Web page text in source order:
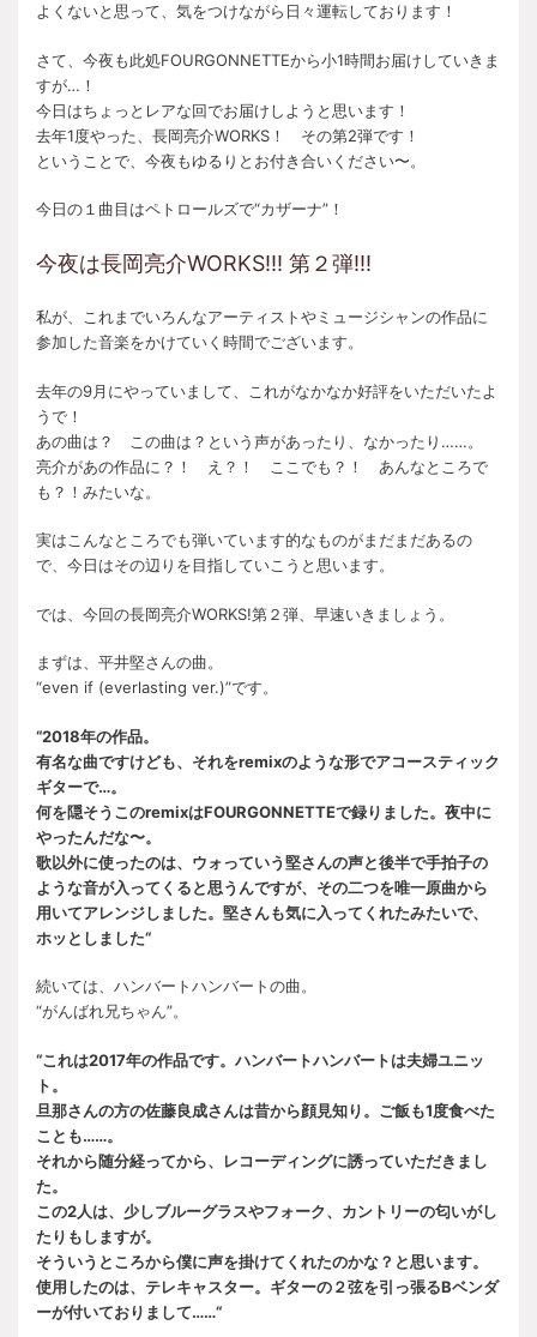
よくないと思って、気をつけながら日々運転しております！
さて、今夜も此処FOURGONNETTEから小1時間お届けしていきま
すが…！
今日はちょっとレアな回でお届けしようと思います！
去年1度やった、長岡亮介WORKS！ その第2弾です！
ということで、今夜もゆるりとお付き合いください〜。
今日の１曲目はペトロールズで“カザーナ”！
今夜は長岡亮介WORKS!!! 第２弾!!!
私が、これまでいろんなアーティストやミュージシャンの作品に
参加した音楽をかけていく時間でございます。
去年の9月にやっていまして、これがなかなか好評をいただいたよ
うで！
あの曲は？ この曲は？という声があったり、なかったり……。
亮介があの作品に？！ え？！ ここでも？！ あんなところで
も？！みたいな。
実はこんなところでも弾いています的なものがまだまだあるの
で、今日はその辺りを目指していこうと思います。
では、今回の長岡亮介WORKS!第２弾、早速いきましょう。
まずは、平井堅さんの曲。
“even if (everlasting ver.)”です。
“2018年の作品。
有名な曲ですけども、それをremixのような形でアコースティック
ギターで…。
何を隠そうこのremixはFOURGONNETTEで録りました。夜中に
やったんだな〜。
歌以外に使ったのは、ウォっていう堅さんの声と後半で手拍子の
ような音が入ってくると思うんですが、その二つを唯一原曲から
用いてアレンジしました。堅さんも気に入ってくれたみたいで、
ホッとしました“
続いては、ハンバートハンバートの曲。
“がんばれ兄ちゃん”。
“これは2017年の作品です。ハンバートハンバートは夫婦ユニッ
ト。
旦那さんの方の佐藤良成さんは昔から顔見知り。ご飯も1度食べた
ことも……。
それから随分経ってから、レコーディングに誘っていただきまし
た。
この2人は、少しブルーグラスやフォーク、カントリーの匂いがし
たりもしますが。
そういうところから僕に声を掛けてくれたのかな？と思います。
使用したのは、テレキャスター。ギターの２弦を引っ張るBベンダ
ーが付いておりまして……“